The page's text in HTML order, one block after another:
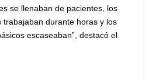
se llenaban de pacientes, los
trabajaban durante horas y los
escaseaban”, destacó el